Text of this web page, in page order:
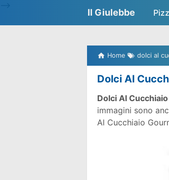
Il Giulebbe
Home dolci al
Dolci Al
Dolci Al
immagini sono
Al Cucchiaio